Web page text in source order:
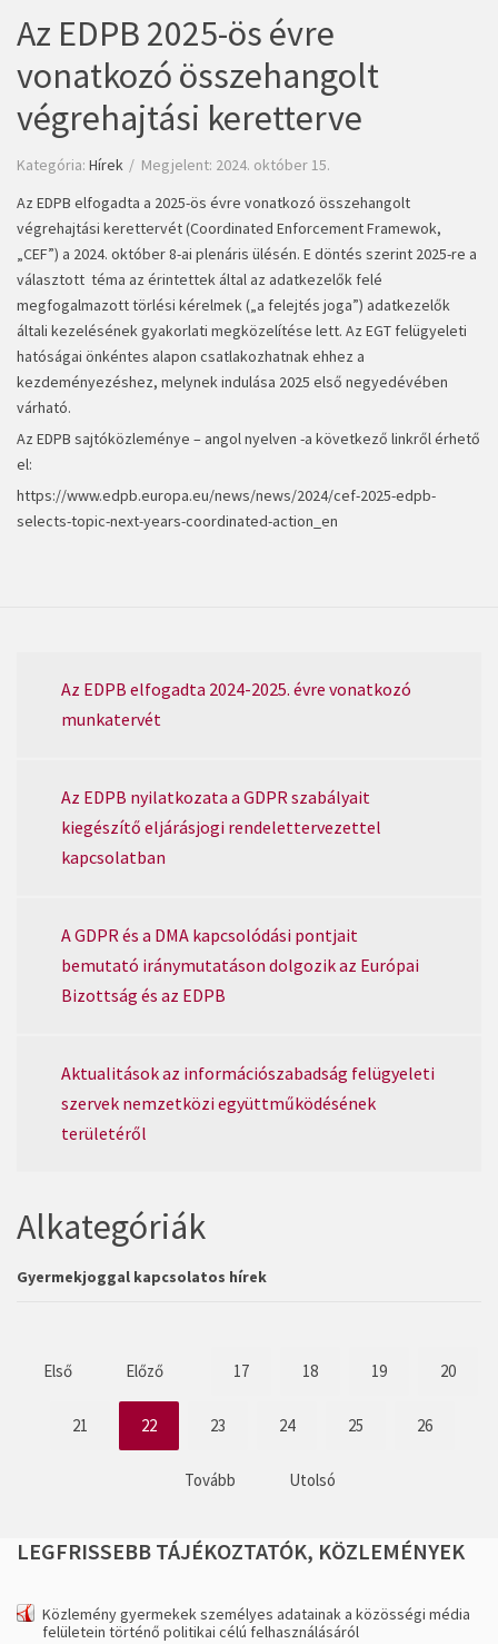
Az EDPB 2025-ös évre
vonatkozó összehangolt
végrehajtási keretterve
Kategória: Hírek
Megjelent: 2024. október 15.
Az EDPB elfogadta a 2025-ös évre vonatkozó összehangolt
végrehajtási kerettervét (Coordinated Enforcement Framewok,
„CEF”) a 2024. október 8-ai plenáris ülésén. E döntés szerint 2025-re a
választott téma az érintettek által az adatkezelők felé
megfogalmazott törlési kérelmek („a felejtés joga”) adatkezelők
általi kezelésének gyakorlati megközelítése lett. Az EGT felügyeleti
hatóságai önkéntes alapon csatlakozhatnak ehhez a
kezdeményezéshez, melynek indulása 2025 első negyedévében
várható.
Az EDPB sajtóközleménye – angol nyelven -a következő linkről érhető
el:
https://www.edpb.europa.eu/news/news/2024/cef-2025-edpb-
selects-topic-next-years-coordinated-action_en
Az EDPB elfogadta 2024-2025. évre vonatkozó
munkatervét
Az EDPB nyilatkozata a GDPR szabályait
kiegészítő eljárásjogi rendelettervezettel
kapcsolatban
A GDPR és a DMA kapcsolódási pontjait
bemutató iránymutatáson dolgozik az Európai
Bizottság és az EDPB
Aktualitások az információszabadság felügyeleti
szervek nemzetközi együttműködésének
területéről
Alkategóriák
Gyermekjoggal kapcsolatos hírek
Első Előző 17 18 19 20
21 22 23 24 25 26
Tovább Utolsó
LEGFRISSEBB TÁJÉKOZTATÓK, KÖZLEMÉNYEK
Közlemény gyermekek személyes adatainak a közösségi média
felületein történő politikai célú felhasználásáról